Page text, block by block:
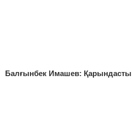
Балғынбек Имашев: Қарындасты